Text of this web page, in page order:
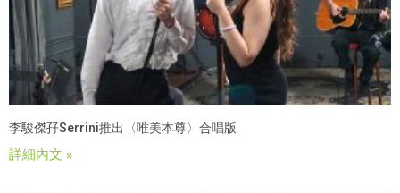
李駿傑孖Serrini推出〈唯美本尊〉合唱版
詳細內文 »